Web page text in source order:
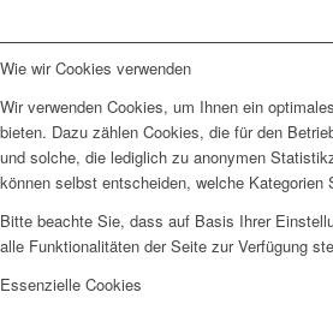
Wie wir Cookies verwenden
Wir verwenden Cookies, um Ihnen ein
bieten. Dazu zählen Cookies, die für den
und solche, die lediglich zu anonymen
können selbst entscheiden, welche Kategorien
Bitte beachte Sie, dass auf Basis Ihrer
alle Funktionalitäten der Seite zur Verfügung
Essenzielle Cookies